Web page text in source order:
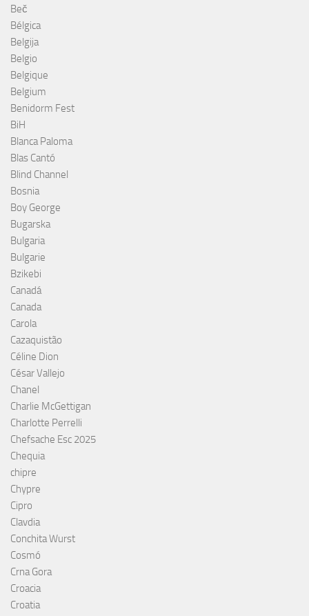
Beč
Bélgica
Belgija
Belgio
Belgique
Belgium
Benidorm Fest
BiH
Blanca Paloma
Blas Cantó
Blind Channel
Bosnia
Boy George
Bugarska
Bulgaria
Bulgarie
Bzikebi
Canadá
Canada
Carola
Cazaquistão
Céline Dion
César Vallejo
Chanel
Charlie McGettigan
Charlotte Perrelli
Chefsache Esc 2025
Chequia
chipre
Chypre
Cipro
Clavdia
Conchita Wurst
Cosmó
Crna Gora
Croacia
Croatia